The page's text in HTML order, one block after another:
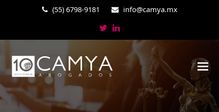
(55) 6798-9181 info@camya.mx
TwitterLinkedIn